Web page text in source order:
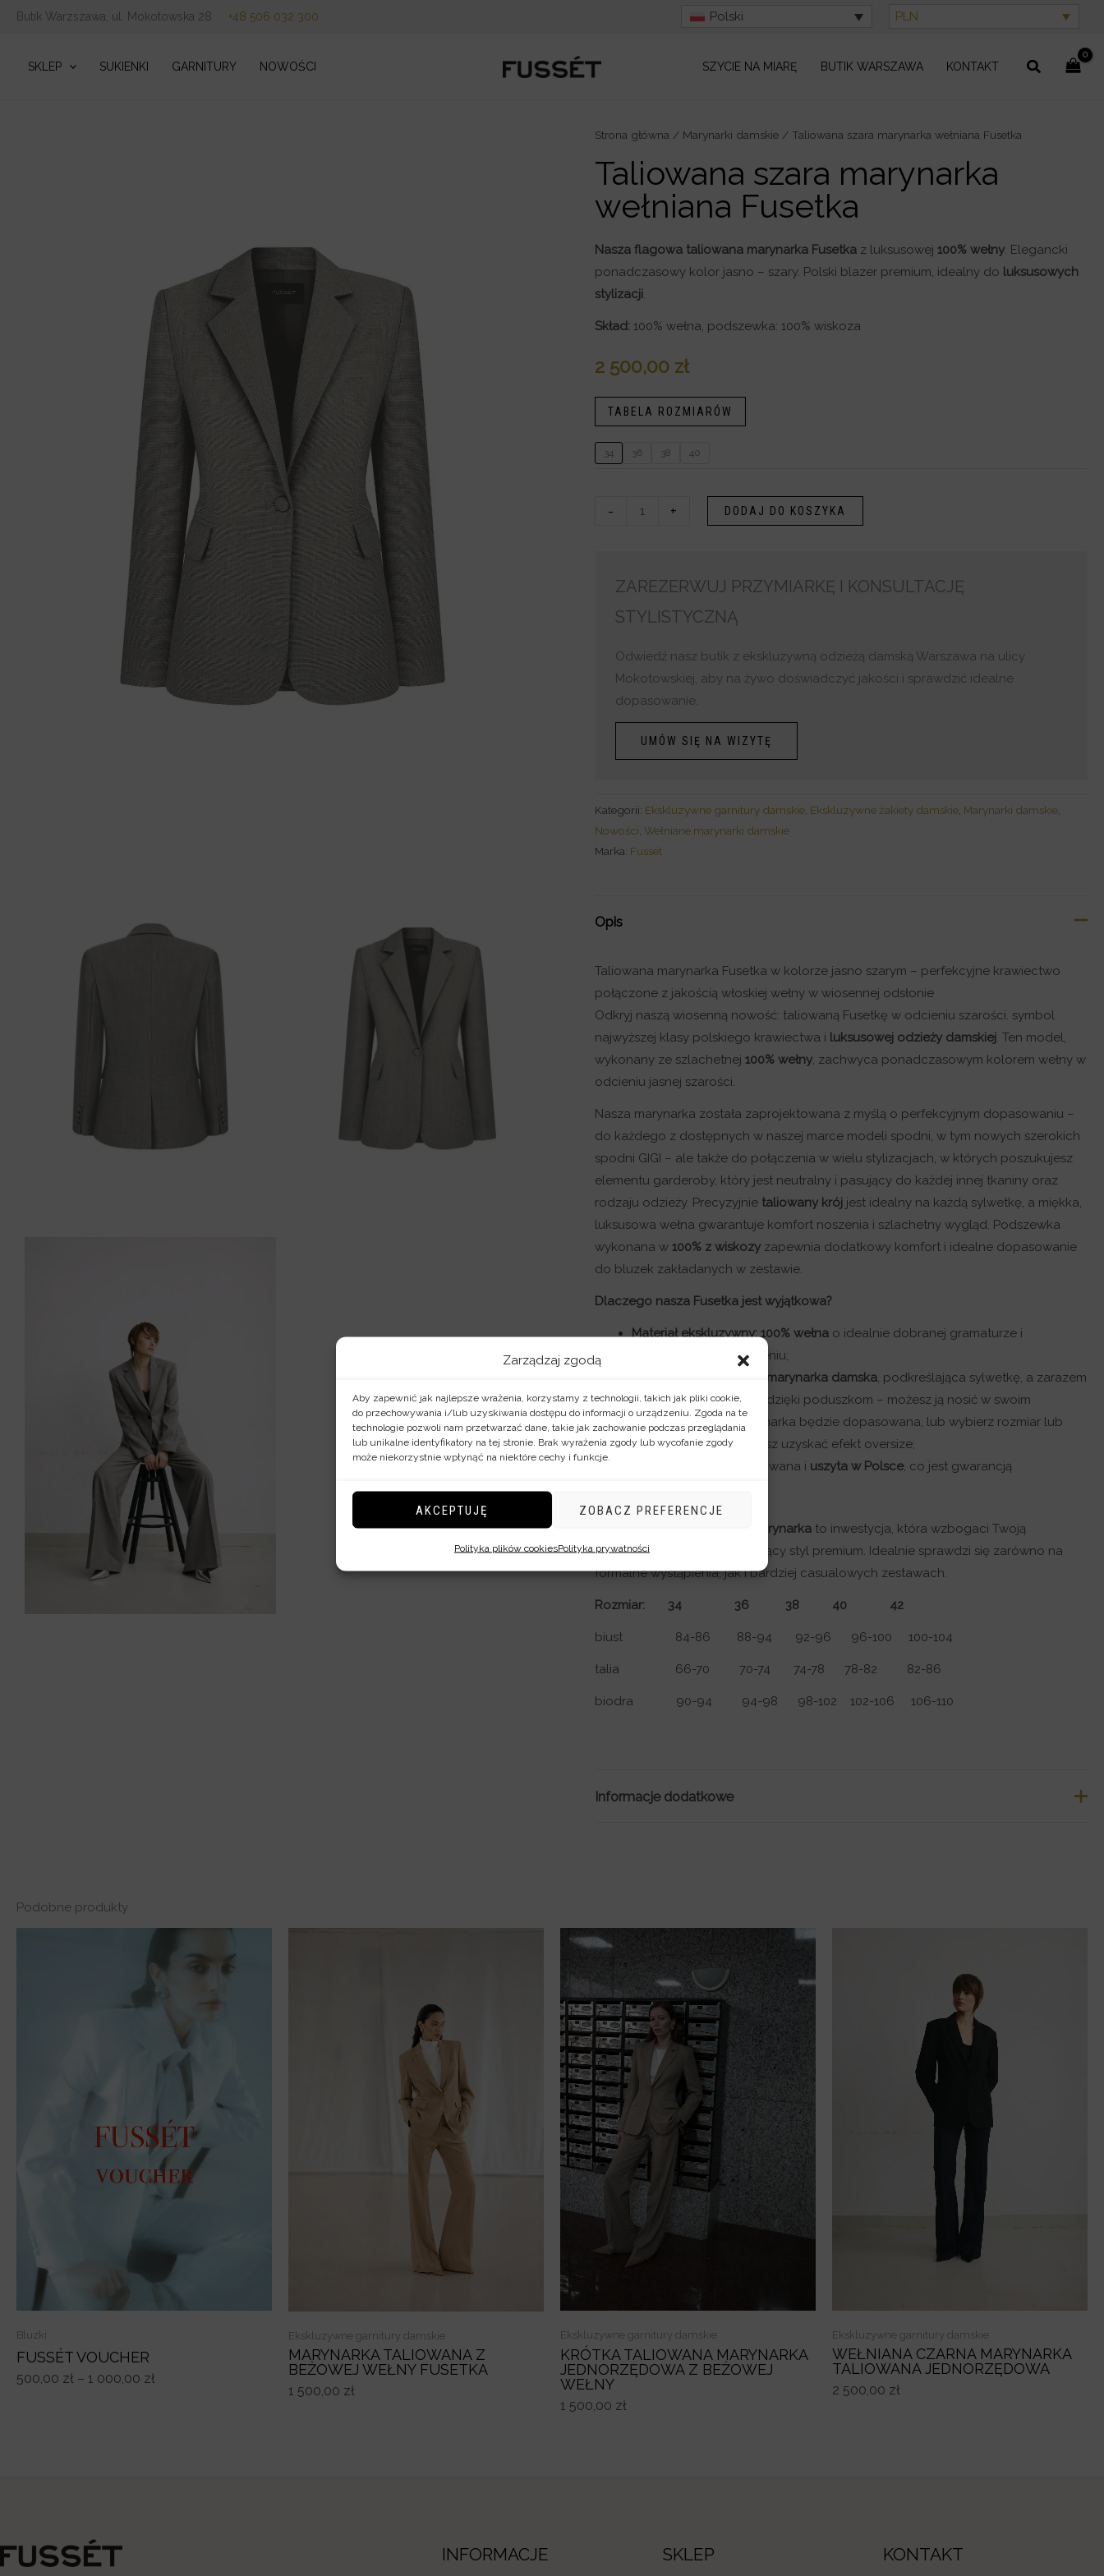
Zarządzaj zgodą
Aby zapewnić jak najlepsze wrażenia, korzystamy z technologii, takich jak pliki cookie,
do przechowywania i/lub uzyskiwania dostępu do informacji o urządzeniu. Zgoda na te
technologie pozwoli nam przetwarzać dane, takie jak zachowanie podczas przeglądania
lub unikalne identyfikatory na tej stronie. Brak wyrażenia zgody lub wycofanie zgody
może niekorzystnie wpłynąć na niektóre cechy i funkcje.
AKCEPTUJĘ ZOBACZ PREFERENCJE
Polityka plików cookiesPolityka prywatności
PrzejdźButik Warzszawa, ul. Mokotowska 28 +48 506 032 300 Polski PLN
SKLEP SUKIENKI GARNITURY NOWOŚCI SZYCIE NA MIARĘ BUTIK WARSZAWA KONTAKT Szukaj
Strona główna / Marynarki damskie / Taliowana szara marynarka wełniana Fusetka
Taliowana szara marynarka
wełniana Fusetka
Nasza flagowa taliowana marynarka Fusetka z luksusowej100% wełny. Elegancki
ponadczasowy kolor jasno – szary. Polski blazer premium, idealny do luksusowych
stylizacji.
Skład: 100% wełna, podszewka: 100% wiskoza
2 500,00 zł
TABELA ROZMIARÓW
34 36 38 40
-
ilość
szara
marynarka
Fusetka
+ DODAJ DO KOSZYKA
ZAREZERWUJ PRZYMIARKĘ I KONSULTACJĘ
STYLISTYCZNĄ
Odwiedź nasz butik z ekskluzywną odzieżą damską Warszawa na ulicy
Mokotowskiej, aby na żywo doświadczyć jakości i sprawdzić idealne
dopasowanie.
UMÓW SIĘ NA WIZYTĘ
Kategorii: Ekskluzywne garnitury damskie Ekskluzywne żakiety damskie Marynarki damskie
Nowości ,Wełniane marynarki damskie
Marka: Fussét
Opis
Taliowana marynarka Fusetka w kolorze jasno szarym – perfekcyjne krawiectwo
połączone z jakością włoskiej wełny w wiosennej odsłonie
Odkryj naszą wiosenną nowość: taliowaną Fusetkę w odcieniu szarości. symbol
najwyższej klasy polskiego krawiectwa i luksusowej odzieży damskiej. Ten model,
wykonany ze szlachetnej100% wełny, zachwyca ponadczasowym kolorem wełny w
odcieniu jasnej szarości.
Nasza marynarka została zaprojektowana z myślą o perfekcyjnym dopasowaniu –
do każdego z dostępnych w naszej marce modeli spodni, w tym nowych szerokich
spodni GIGI – ale także do połączenia w wielu stylizacjach, w których poszukujesz
elementu garderoby, który jest neutralny i pasujący do każdej innej tkaniny oraz
rodzaju odzieży. Precyzyjnie taliowany krój jest idealny na każdą sylwetkę, a miękka,
luksusowa wełna gwarantuje komfort noszenia i szlachetny wygląd. Podszewka
wykonana w100% z wiskozy zapewnia dodatkowy komfort i idealne dopasowanie
do bluzek zakładanych w zestawie.
Dlaczego nasza Fusetka jest wyjątkowa?
Materiał ekskluzywny: 100% wełna o idealnie dobranej gramaturze i
szlachetnym wykończeniu;
aliowana marynarka damska, podkreślająca sylwetkę, a zarazem
zaznaczająca ramiona dzięki poduszkom – możesz ją nosić w swoim
rozmiarze, wtedy marynarka będzie dopasowana, lub wybierz rozmiar lub
dwa wiekszą, jeśli chcesz uzyskać efekt oversize;
Zaprojektowana i uszyta w Polsce, co jest gwarancją
ekskluzywna taliowana marynarka to inwestycja, która wzbogaci Twoją
garderobę o element definiujący styl premium. Idealnie sprawdzi się zarówno na
formalne wystąpienia, jak i bardziej casualowych zestawach.
Rozmiar: 34 36 38 40 42
biust 84-86 88-94 92-96 96-100 100-104
talia 66-70 70-74 74-78 78-82 82-86
biodra 90-94 94-98 98-102 102-106 106-110
Informacje dodatkowe
Podobne produkty
Bluzki
FUSSÉT VOUCHER
500,00 zł – 1 000,00 zł
Zakres
500,00 zł
Ekskluzywne garnitury damskie
MARYNARKA TALIOWANA Z
BEŻOWEJ WEŁNY FUSETKA
1 500,00 zł
Ekskluzywne garnitury damskie
KRÓTKA TALIOWANA MARYNARKA
JEDNORZĘDOWA Z BEŻOWEJ
WEŁNY
1 500,00 zł
Ekskluzywne garnitury damskie
WEŁNIANA CZARNA MARYNARKA
TALIOWANA JEDNORZĘDOWA
2 500,00 zł
INFORMACJE SKLEP KONTAKT